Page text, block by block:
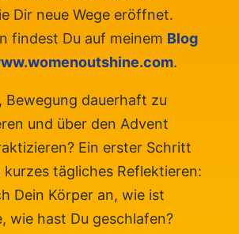
Dir neue Wege eröffnet.
findest Du auf meinem Blog
.
Bewegung dauerhaft zu
und über den Advent
Ein erster Schritt
kurzes tägliches Reflektieren:
Dein Körper an, wie ist
wie hast Du geschlafen?